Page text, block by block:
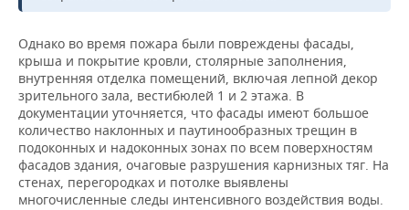
Однако во время пожара были повреждены фасады,
крыша и покрытие кровли, столярные заполнения,
внутренняя отделка помещений, включая лепной декор
зрительного зала, вестибюлей 1 и 2 этажа. В
документации уточняется, что фасады имеют большое
количество наклонных и паутинообразных трещин в
подоконных и надоконных зонах по всем поверхностям
фасадов здания, очаговые разрушения карнизных тяг. На
стенах, перегородках и потолке выявлены
многочисленные следы интенсивного воздействия воды.